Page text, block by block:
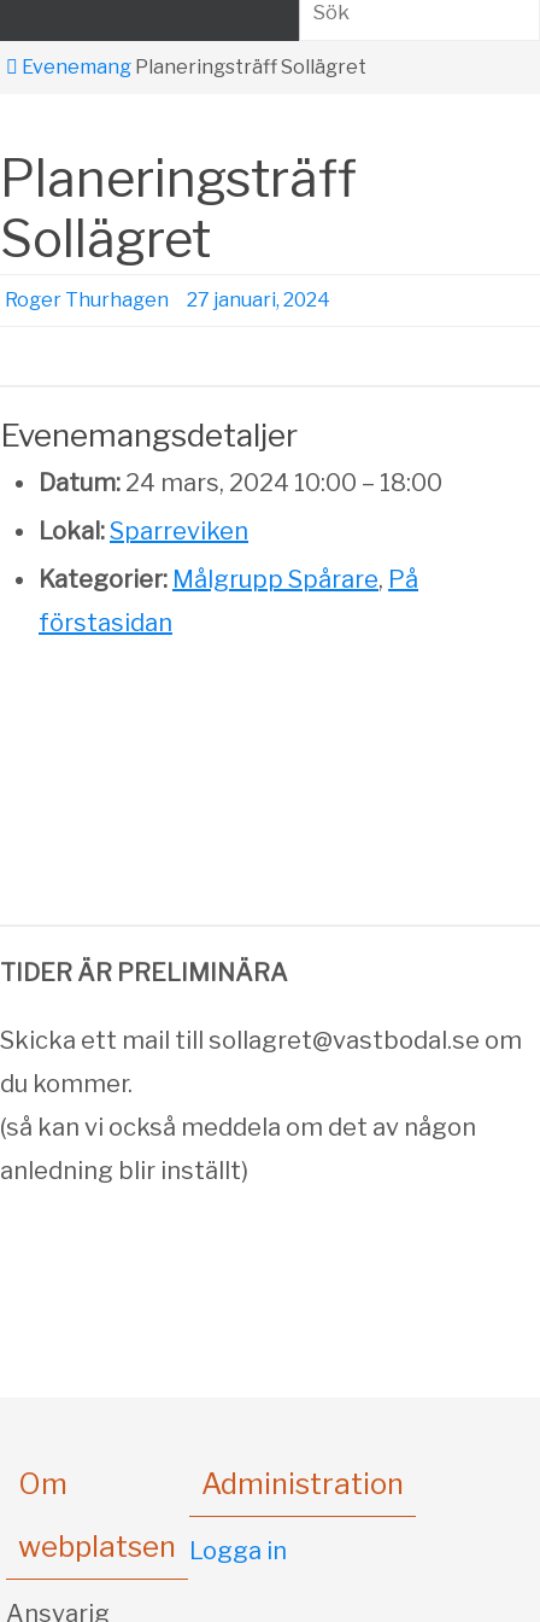
Home
Evenemang Planeringsträff Sollägret
Planeringsträff
Sollägret
Roger Thurhagen 27 januari, 2024
Evenemangsdetaljer
Datum: 24 mars, 2024 10:00 – 18:00
Lokal:Sparreviken
Kategorier: Målgrupp Spårare, På
förstasidan
TIDER ÄR PRELIMINÄRA
Skicka ett mail till sollagret@vastbodal.se om
du kommer.
(så kan vi också meddela om det av någon
anledning blir inställt)
Om
webplatsen
Ansvarig
Administration
Logga in